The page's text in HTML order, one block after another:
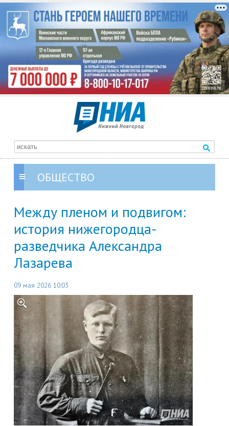
ОБЩЕСТВО
Между пленом и подвигом:
история нижегородца-
разведчика Александра
Лазарева
09 мая 2026 10:03